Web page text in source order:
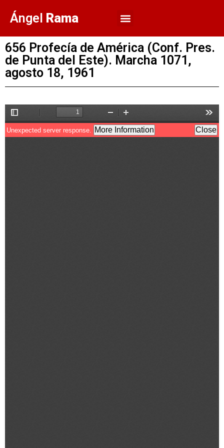
Ángel Rama
656 Profecía de América (Conf. Pres.
de Punta del Este). Marcha 1071,
agosto 18, 1961